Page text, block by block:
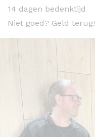
14 dagen bedenktijd
Niet goed? Geld terug!